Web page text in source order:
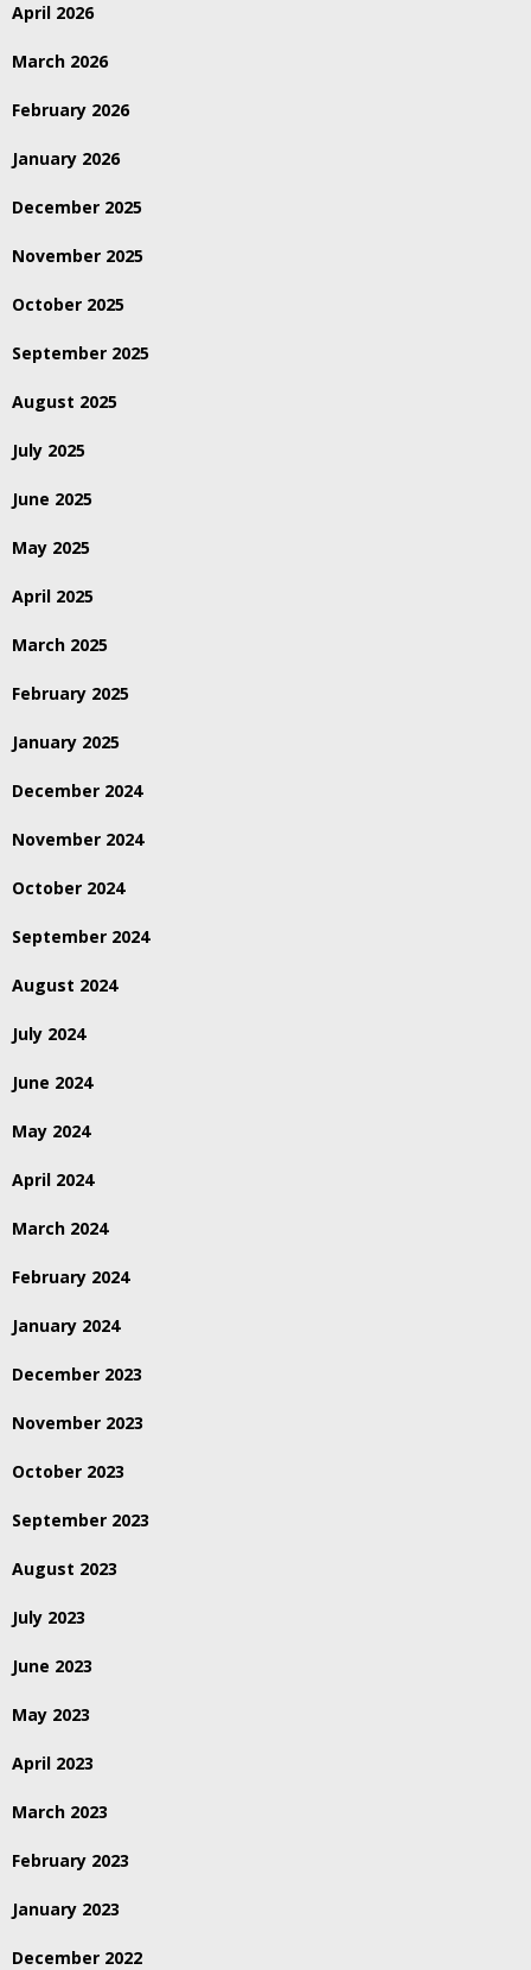
April 2026
March 2026
February 2026
January 2026
December 2025
November 2025
October 2025
September 2025
August 2025
July 2025
June 2025
May 2025
April 2025
March 2025
February 2025
January 2025
December 2024
November 2024
October 2024
September 2024
August 2024
July 2024
June 2024
May 2024
April 2024
March 2024
February 2024
January 2024
December 2023
November 2023
October 2023
September 2023
August 2023
July 2023
June 2023
May 2023
April 2023
March 2023
February 2023
January 2023
December 2022